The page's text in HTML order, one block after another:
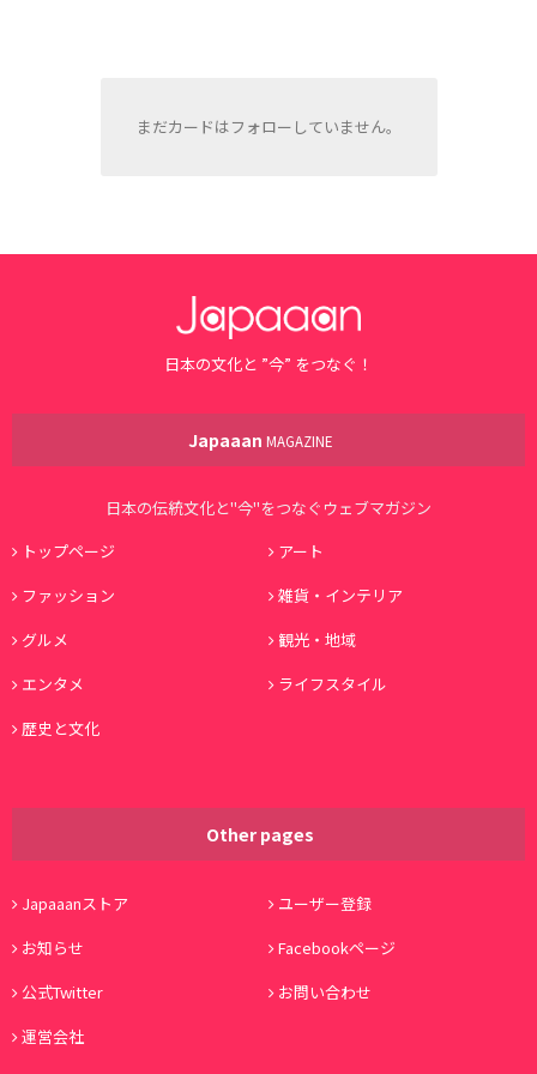
まだカードはフォローしていません。
日本の文化と ”今” をつなぐ！
Japaaan MAGAZINE
日本の伝統文化と"今"をつなぐウェブマガジン
トップページ
アート
ファッション
雑貨・インテリア
グルメ
観光・地域
エンタメ
ライフスタイル
歴史と文化
Other pages
Japaaanストア
ユーザー登録
お知らせ
Facebookページ
公式Twitter
お問い合わせ
運営会社